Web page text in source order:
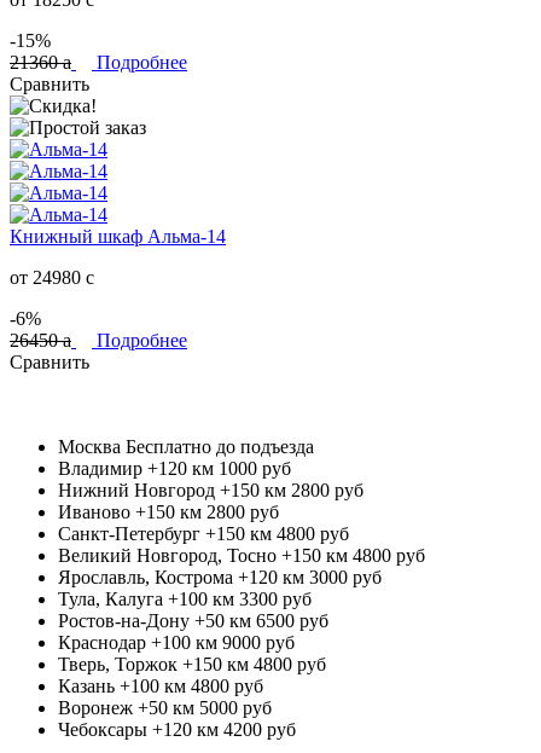
-15%
21360a
Подробнее
Сравнить
Книжный шкаф Альма-14
от 24980 c
-6%
26450a
Подробнее
Сравнить
Москва Бесплатно до подъезда
Владимир +120 км 1000 руб
Нижний Новгород +150 км 2800 руб
Иваново +150 км 2800 руб
Санкт-Петербург +150 км 4800 руб
Великий Новгород, Тосно +150 км 4800 руб
Ярославль, Кострома +120 км 3000 руб
Тула, Калуга +100 км 3300 руб
Ростов-на-Дону +50 км 6500 руб
Краснодар +100 км 9000 руб
Тверь, Торжок +150 км 4800 руб
Казань +100 км 4800 руб
Воронеж +50 км 5000 руб
Чебоксары +120 км 4200 руб